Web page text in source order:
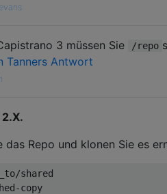
3 müssen Sie /repo
Tanners Antwort
das Repo und klonen Sie es
/shared
copy